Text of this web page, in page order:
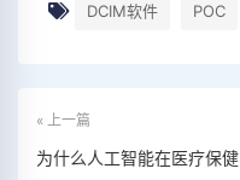
DCIM软件 POC
« 上一篇
为什么人工智能在医疗保健